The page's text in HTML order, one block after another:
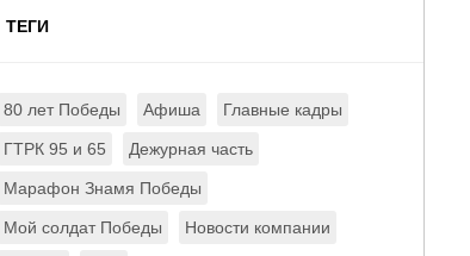
ТЕГИ
80 лет Победы Афиша Главные кадры
ГТРК 95 и 65 Дежурная часть
Марафон Знамя Победы
Мой солдат Победы Новости компании